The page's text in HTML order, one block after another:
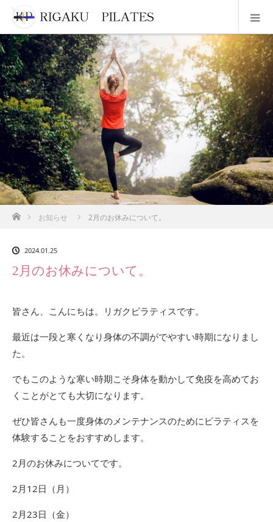
ホームお知らせ 2月のお休みについて。
2024.01.25
2月のお休みについて。
皆さん、こんにちは。リガクピラティスです。
最近は一段と寒くなり身体の不調がでやすい時期になりまし
た。
でもこのような寒い時期こそ身体を動かして免疫を高めてお
くことがとても大切になります。
ぜひ皆さんも一度身体のメンテナンスのためにピラティスを
体験することをおすすめします。
2月のお休みについてです。
2月12日（月）
2月23日（金）